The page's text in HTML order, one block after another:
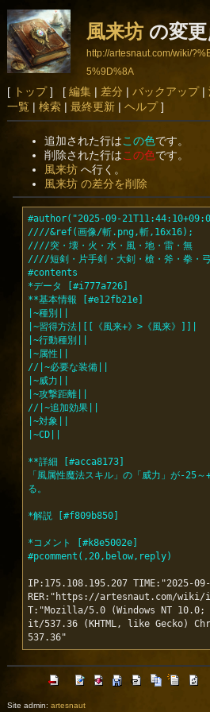
風来坊の変更
http://artesnaut.com/wiki/
5%9D%8A
[ トップ] [ 編集| 差分 | バックアップ|
一覧| 検索| 最終更新| ヘルプ]
追加された行はこの色です。
削除された行はこの色です。
風来坊 へ行く。
風来坊 の差分を削除
#author("2025-09-
////&ref(画像/斬.png,斬,16x16);
////突・壊・火・水・風・地・雷・無
////短剣・片手剣・大剣・槍・斧・拳・
#contents
*データ [#i777a726]
**基本情報 [#e12fb21e]
|~種別||
|~習得方法|[[《風来+》>《風来》]]|
|~行動種別||
|~属性||
//|~必要な装備||
|~威力||
|~攻撃距離||
//|~追加効果||
|~対象||
|~CD||
**詳細 [#acca8173]
「風属性魔法スキル」の「威力」が-25
る。
*解説 [#f809b850]
*コメント [#k8e5002e]
#pcomment(,20,below,reply)
IP:175.108.195.207 TIME:"2025-
RER:"https://artesnaut.com/wiki/
T:"Mozilla/5.0 (Windows NT 10.0;
it/537.36 (KHTML, like Gecko)
Site admin: artesnaut